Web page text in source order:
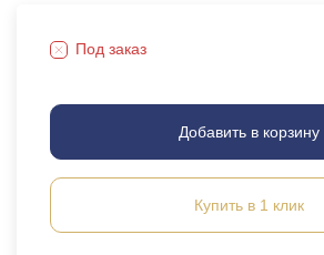
Под заказ
Добавить в корзину
Купить в 1 клик